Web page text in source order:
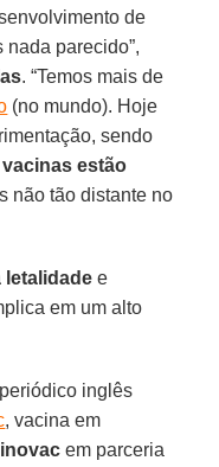
de
parecido”,
. “Temos mais de
(no mundo). Hoje
sendo
estão
não tão distante no
letalidade e
em um alto
inglês
, vacina em
em parceria